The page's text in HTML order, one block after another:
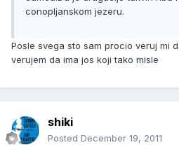
conopljanskom jezeru.
Posle svega sto sam procio veruj mi
verujem da ima jos koji tako misle
shiki
Posted December 19, 2011